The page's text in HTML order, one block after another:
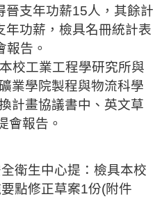
晉支年功薪15人，其餘計
年功薪，檢具名冊統計表
報告。
本校工業工程學研究所與
業學院製程與物流科學
計畫協議書中、英文草
會報告。
衛生中心提：檢具本校
點修正草案1份(附件